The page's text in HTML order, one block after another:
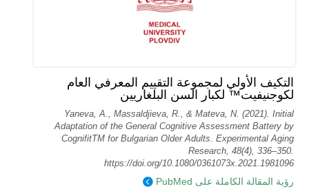
التكيف الأولي لمجموعة التقييم المعرفي العام
لكوجنيفيت™ لكبار السن البلغاريين
Yaneva, A., Massaldjieva, R., & Mateva, N. (2021). Initial
Adaptation of the General Cognitive Assessment Battery by
CognifitTM for Bulgarian Older Adults. Experimental Aging
Research, 48(4), 336–350.
https://doi.org/10.1080/0361073x.2021.1981096
رؤية المقالة الكاملة على PubMed